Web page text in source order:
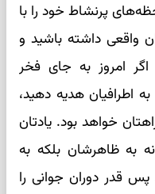
پرنشاط خود را با
واقعی داشته باشید و
اگر امروز به جای فخر
اطرافیان هدیه دهید،
خواهد بود. یادتان
به ظاهرشان بلکه به
قدر دوران جوانی را